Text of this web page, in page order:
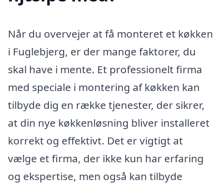
Når du overvejer at få monteret et køkken
i Fuglebjerg, er der mange faktorer, du
skal have i mente. Et professionelt firma
med speciale i montering af køkken kan
tilbyde dig en række tjenester, der sikrer,
at din nye køkkenløsning bliver installeret
korrekt og effektivt. Det er vigtigt at
vælge et firma, der ikke kun har erfaring
og ekspertise, men også kan tilbyde